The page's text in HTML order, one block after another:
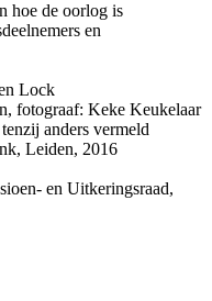
hoe de oorlog is
en
Lock
fotograaf: Keke Keukelaar
anders vermeld
Leiden, 2016
en Uitkeringsraad,